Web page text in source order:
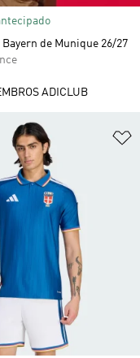
de Munique 26/27
ADICLUB